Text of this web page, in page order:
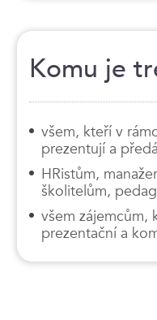
Komu je
všem, kteří v
prezentují a
HRistům,
školitelům,
všem zájemcům,
prezentační a